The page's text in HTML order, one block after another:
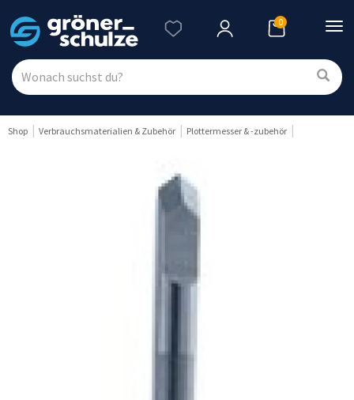
0
Shop Verbrauchsmaterialien & Zubehör Plottermesser & -zubehör